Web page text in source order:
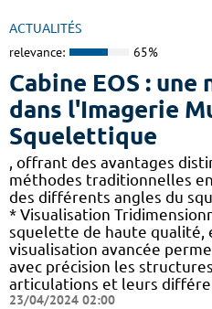
ACTUALITÉS
relevance: 65%
Cabine EOS : une
dans l'Imagerie
Squelettique
, offrant des avantages
méthodes traditionnelles
des différents angles du
* Visualisation
squelette de haute qualité,
visualisation avancée
avec précision les
articulations et leurs
23/04/2024 02:00